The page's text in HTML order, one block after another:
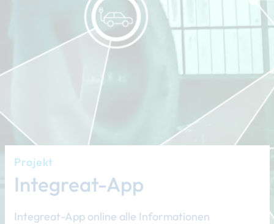
Projekt
Integreat-App
Integreat-App online alle Informationen